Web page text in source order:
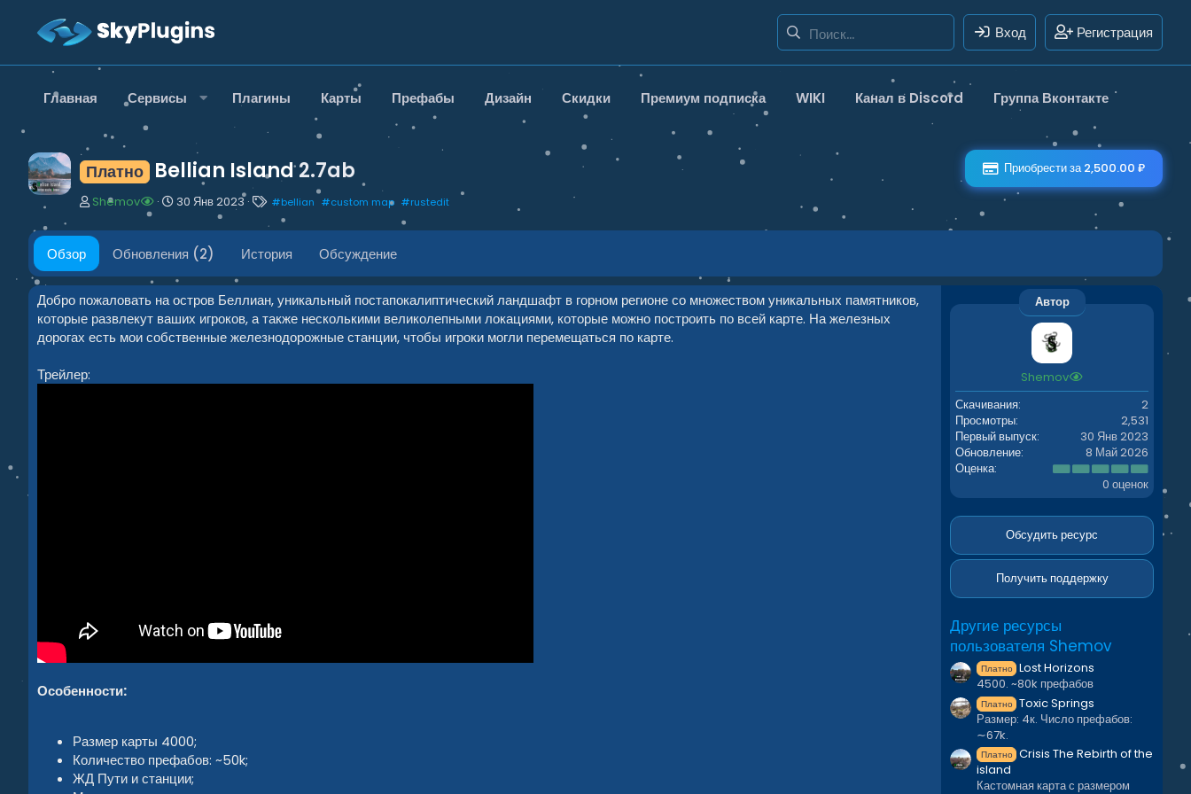
Вход Регистрация
Главная Сервисы Плагины Карты Префабы Дизайн Скидки Премиум подписка WIKI Канал в Discord Группа Вконтакте
Платно Bellian Island2.7ab
Приобрести за 2,500.00 ₽
А
т
р
Shemov
Д
т
а
с
о
з
а
н
30 Янв 2023
Т
г
и
#bellian #custom map #rustedit
Обзор Обновления (2) История Обсуждение
Добро пожаловать на остров Беллиан, уникальный постапокалиптический ландшафт в горном регионе со множеством уникальных памятников,
которые развлекут ваших игроков, а также несколькими великолепными локациями, которые можно построить по всей карте. На железных
дорогах есть мои собственные железнодорожные станции, чтобы игроки могли перемещаться по карте.
Трейлер:
Особенности:
Размер карты 4000;
Количество префабов: ~50k;
ЖД Пути и станции;
Автор
Shemov
Скачивания
2
Просмотры
2,531
Первый выпуск
30 Янв 2023
Обновление
8 Май 2026
Оценка
0
.
0
з
ё
з
0 оценок
Обсудить ресурс
Получить поддержку
Другие ресурсы
пользователя Shemov
Платно Lost Horizons
4500. ~80k префабов
Платно Toxic Springs
Размер: 4к. Число префабов:
∼67k.
Платно Crisis The Rebirth of the
island
Кастомная карта с размером